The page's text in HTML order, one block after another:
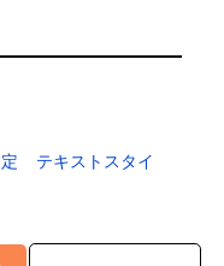
テキストスタイ